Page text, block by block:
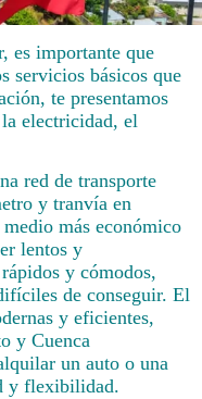
es importante que
servicios básicos que
te presentamos
electricidad, el
red de transporte
y tranvía en
más económico
lentos y
y cómodos,
de conseguir. El
y eficientes,
y Cuenca
un auto o una
y flexibilidad.